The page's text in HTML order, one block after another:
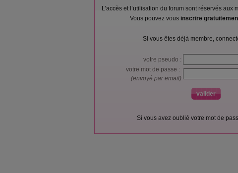
L’accès et l’utilisation du forum sont réservés aux
Vous pouvez vous inscrire
Si vous êtes déjà membre,
votre pseudo :
votre mot de passe :
(envoyé par email)
Si vous avez oublié votre mot de